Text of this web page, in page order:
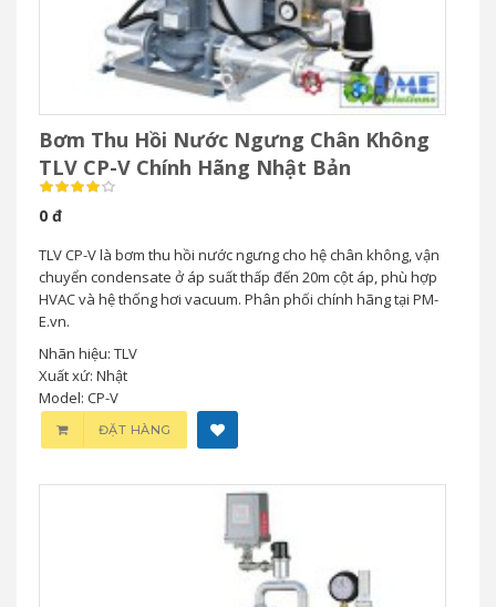
Bơm Thu Hồi Nước Ngưng Chân Không
TLV CP-V Chính Hãng Nhật Bản
0 đ
TLV CP-V là bơm thu hồi nước ngưng cho hệ chân không, vận
chuyển condensate ở áp suất thấp đến 20m cột áp, phù hợp
HVAC và hệ thống hơi vacuum. Phân phối chính hãng tại PM-
E.vn.
Nhãn hiệu: TLV
Xuất xứ: Nhật
Model: CP-V
ĐẶT HÀNG